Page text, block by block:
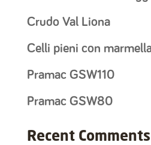
Crudo Val Liona
Celli pieni con
Pramac GSW110
Pramac GSW80
Recent Comments